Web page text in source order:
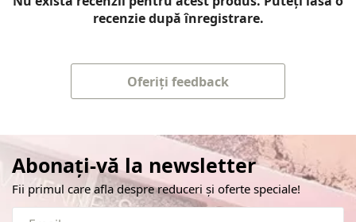
recenzie după înregistrare.
Oferiți feedback
Abonați-vă la newsletter
Fii primul care afla despre reduceri și oferte speciale!